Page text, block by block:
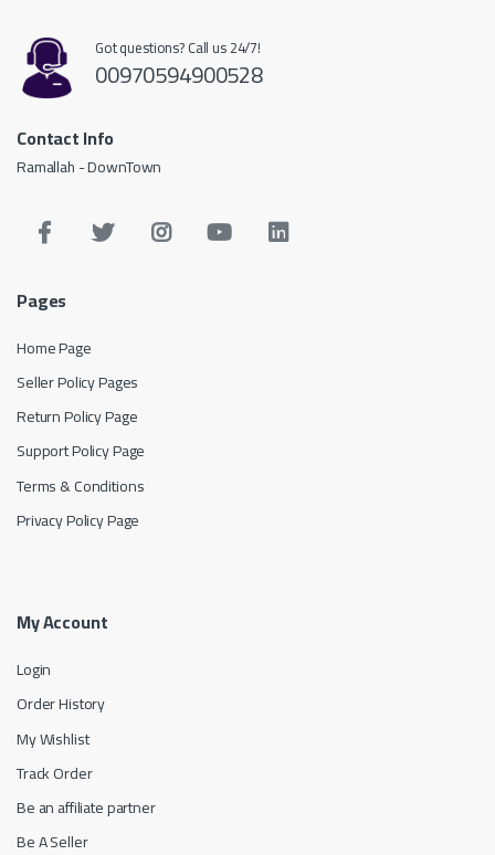
Got questions? Call us 24/7!
00970594900528
Contact Info
Ramallah - DownTown
Pages
Home Page
Seller Policy Pages
Return Policy Page
Support Policy Page
Terms & Conditions
Privacy Policy Page
My Account
Login
Order History
My Wishlist
Track Order
Be an affiliate partner
Be A Seller